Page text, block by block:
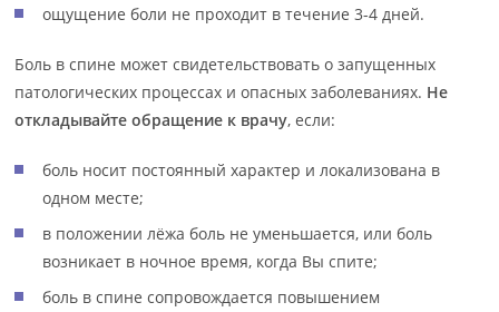
ощущение боли не проходит в течение 3-4 дней.
Боль в спине может свидетельствовать о запущенных
патологических процессах и опасных заболеваниях. Не
откладывайте обращение к врачу, если:
боль носит постоянный характер и локализована в
одном месте;
в положении лёжа боль не уменьшается, или боль
возникает в ночное время, когда Вы спите;
боль в спине сопровождается повышением